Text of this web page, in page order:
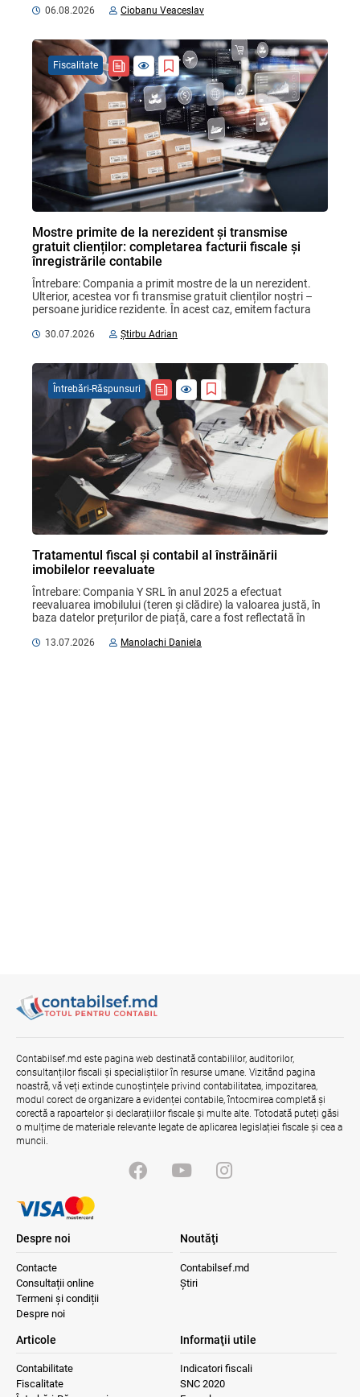
06.08.2026 Ciobanu Veaceslav
Mostre primite de la nerezident și transmise
gratuit clienților: completarea facturii fiscale și
înregistrările contabile
Întrebare: Compania a primit mostre de la un nerezident.
Ulterior, acestea vor fi transmise gratuit clienților noștri –
persoane juridice rezidente. În acest caz, emitem factura
30.07.2026 Știrbu Adrian
Fiscalitate
Tratamentul fiscal și contabil al înstrăinării
imobilelor reevaluate
Întrebare: Compania Y SRL în anul 2025 a efectuat
reevaluarea imobilului (teren și clădire) la valoarea justă, în
baza datelor prețurilor de piață, care a fost reflectată în
13.07.2026 Manolachi Daniela
Întrebări-Răspunsuri
Contabilsef.md este pagina web destinată contabililor, auditorilor,
consultanților fiscali și specialiștilor în resurse umane. Vizitând pagina
noastră, vă veți extinde cunoștințele privind contabilitatea, impozitarea,
modul corect de organizare a evidenței contabile, întocmirea completă și
corectă a rapoartelor și declarațiilor fiscale și multe alte. Totodată puteți găsi
o mulțime de materiale relevante legate de aplicarea legislației fiscale și cea a
muncii.
Despre noi
Contacte
Consultații online
Termeni și condiții
Despre noi
Noutăţi
Contabilsef.md
Știri
Articole
Contabilitate
Fiscalitate
Informaţii utile
Indicatori fiscali
SNC 2020